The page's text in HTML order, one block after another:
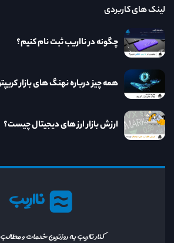
نااریب
کنار نااریب به روزترین خدمات و
لینک های کاربردی
چگونه در نااریب ثبت نام کنیم؟
همه چیز درباره نهنگ های بازار
ارزش بازار ارز های دیجیتال چیست؟